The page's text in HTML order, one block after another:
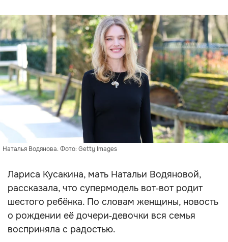
Наталья Водянова. Фото: Getty Images
Лариса Кусакина, мать Натальи Водяновой,
рассказала, что супермодель вот‑вот родит
шестого ребёнка. По словам женщины, новость
о рождении её дочери‑девочки вся семья
восприняла с радостью.